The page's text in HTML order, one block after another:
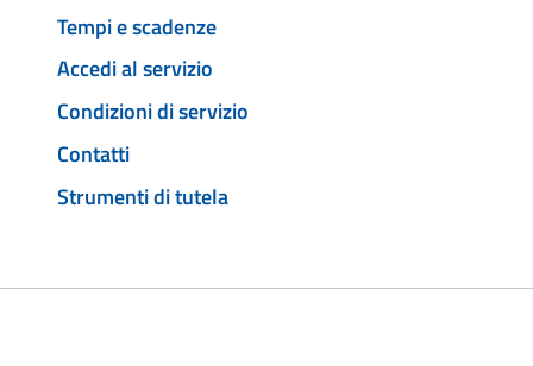
Tempi e scadenze
Accedi al servizio
Condizioni di servizio
Contatti
Strumenti di tutela